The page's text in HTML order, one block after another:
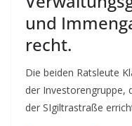
und
recht.
Die beiden Ratsleute
der Investorengruppe,
der SIgiltrastraße